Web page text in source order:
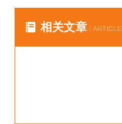
相关文章 / ARTICLE